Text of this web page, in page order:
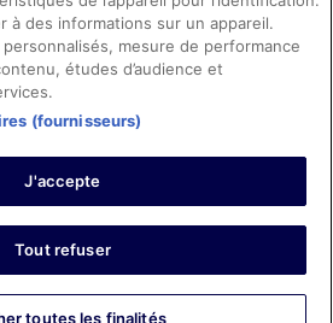
PayPal et Eurocard.
d’Expedia Group. Tous droits
ebookers sont des marques
déposées d’Expedia, Inc.
à des informations sur un appareil.
mesure de performance
études d’audience et
(fournisseurs)
J'accepte
Tout refuser
toutes les finalités